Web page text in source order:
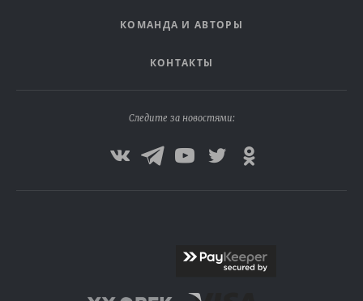
КОМАНДА И АВТОРЫ
КОНТАКТЫ
Следите за новостями: